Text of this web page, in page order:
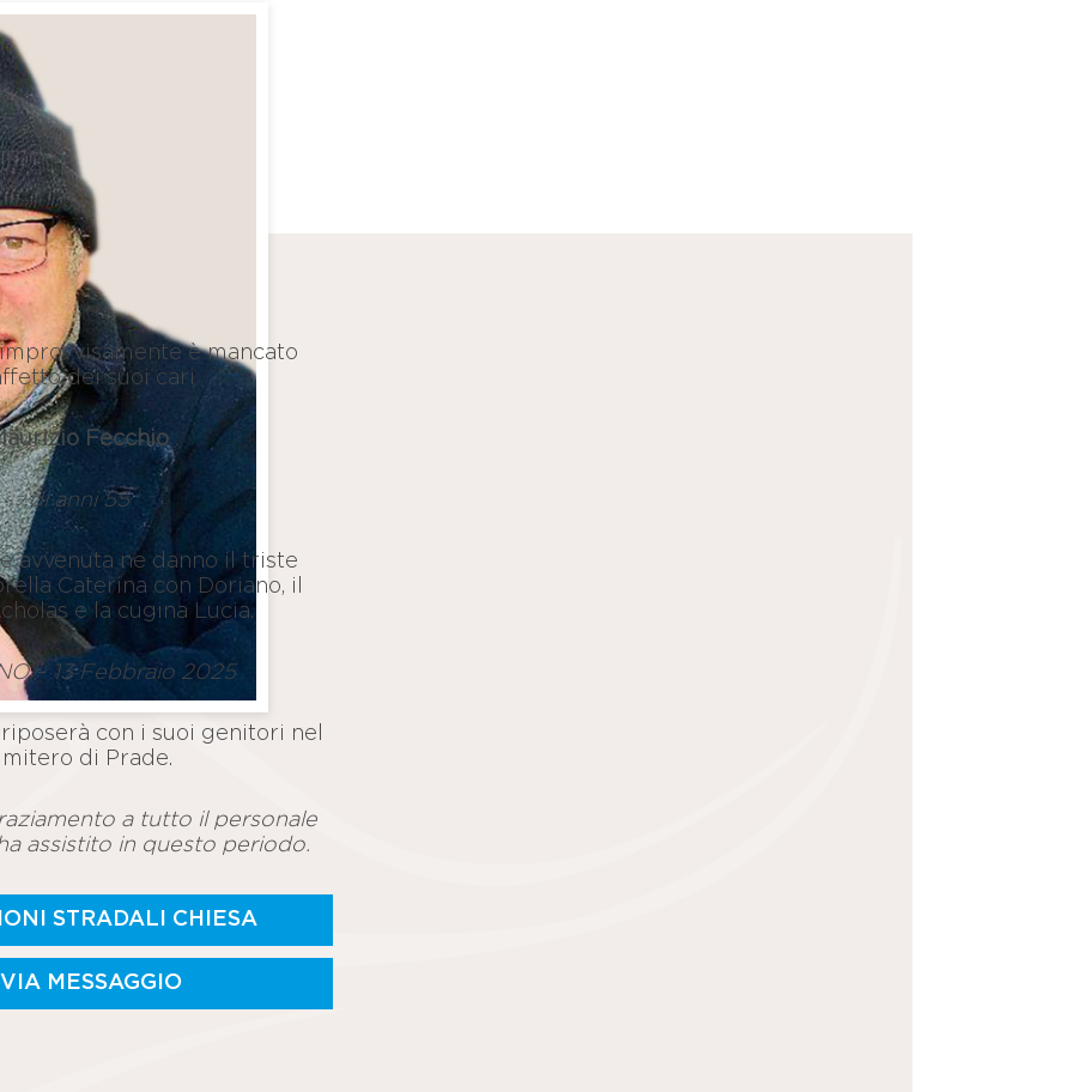
è mancato
dei suoi cari
Fecchio
di anni 55
avvenuta ne danno il triste
Caterina con Doriano, il
e la cugina Lucia.
– 13 Febbraio 2025
con i suoi genitori nel
di Prade.
a tutto il personale
assistito in questo periodo.
STRADALI CHIESA
MESSAGGIO